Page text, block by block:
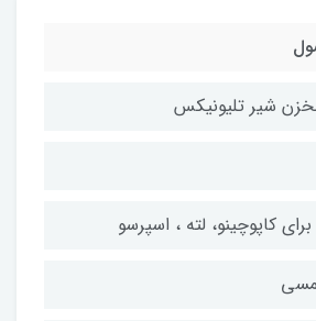
شیر تلیونیکس
کاپوچینو، لته ، اسپرسو